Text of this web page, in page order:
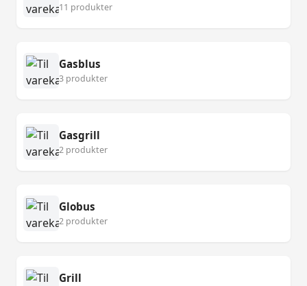
11 produkter
Gasblus
3 produkter
Gasgrill
2 produkter
Globus
2 produkter
Grill